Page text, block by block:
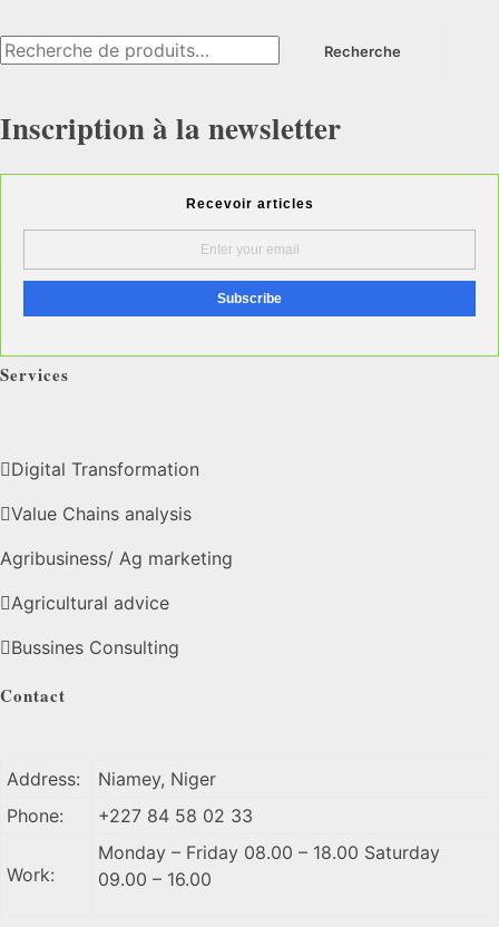
Recherche
Inscription à la newsletter
Recevoir articles
Services
Digital Transformation
Value Chains analysis
Agribusiness/ Ag marketing
Agricultural advice
Bussines Consulting
Contact
Address:
Niamey, Niger
Phone:
+227 84 58 02 33
Work:
Monday – Friday 08.00 – 18.00 Saturday
09.00 – 16.00